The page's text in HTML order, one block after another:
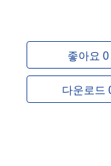
좋아요 0
다운로드